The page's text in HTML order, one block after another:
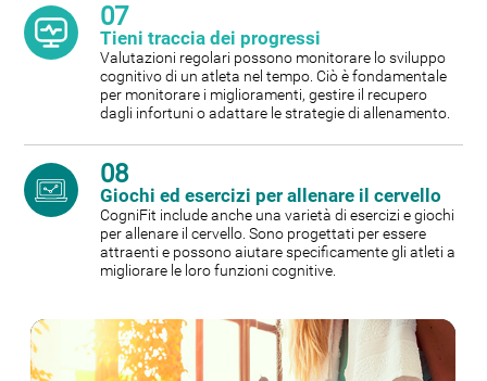
07
Tieni traccia dei progressi
Valutazioni regolari possono monitorare lo sviluppo
cognitivo di un atleta nel tempo. Ciò è fondamentale
per monitorare i miglioramenti, gestire il recupero
dagli infortuni o adattare le strategie di allenamento.
08
Giochi ed esercizi per allenare il cervello
CogniFit include anche una varietà di esercizi e giochi
per allenare il cervello. Sono progettati per essere
attraenti e possono aiutare specificamente gli atleti a
migliorare le loro funzioni cognitive.